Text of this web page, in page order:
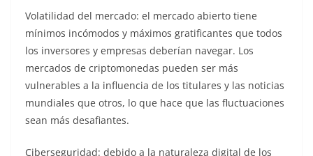
Volatilidad del mercado: el mercado abierto tiene
mínimos incómodos y máximos gratificantes que todos
los inversores y empresas deberían navegar. Los
mercados de criptomonedas pueden ser más
vulnerables a la influencia de los titulares y las noticias
mundiales que otros, lo que hace que las fluctuaciones
sean más desafiantes.
Ciberseguridad: debido a la naturaleza digital de los